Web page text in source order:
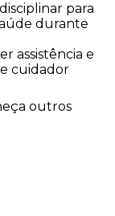
para
durante
assistência e
cuidador
outros